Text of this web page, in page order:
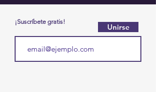
¡Suscríbete gratis!
Unirse